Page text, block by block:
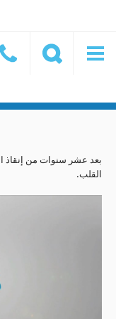
بعد عشر سنوات من إنقاذ
القلب.